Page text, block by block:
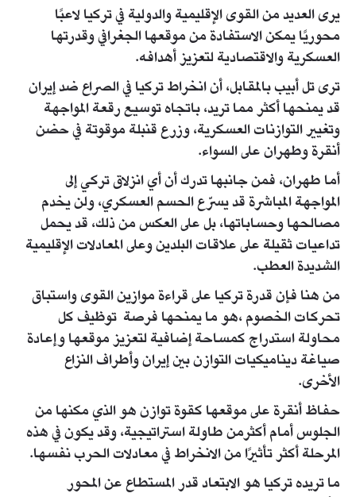
يرى العديد من القوى الإقليمية والدولية في تركيا لاعبًا
محوريًا يمكن الاستفادة من موقعها الجغرافي وقدرتها
العسكرية والاقتصادية لتعزيز أهدافه.
ترى تل أبيب بالمقابل، أن انخراط تركيا في الصراع ضد إيران
قد يمنحها أكثر مما تريد، باتجاه توسيع رقعة المواجهة
وتغيير التوازنات العسكرية، وزرع قنبلة موقوتة في حضن
أنقرة وطهران على السواء.
أما طهران، فمن جانبها تدرك أن أي انزلاق تركي إلى
المواجهة المباشرة قد يسرّع الحسم العسكري، ولن يخدم
مصالحها وحساباتها، بل على العكس من ذلك، قد يحمل
تداعيات ثقيلة على علاقات البلدين وعلى المعادلات الإقليمية
الشديدة العطب.
من هنا فإن قدرة تركيا على قراءة موازين القوى واستباق
تحركات الخصوم ،هو ما يمنحها فرصة توظيف كل
محاولة استدراج كمساحة إضافية لتعزيز موقعها وإعادة
صياغة ديناميكيات التوازن بين إيران وأطراف النزاع
الأخرى.
حفاظ أنقرة على موقعها كقوة توازن هو الذي مكنها من
الجلوس أمام أكثرمن طاولة استراتيجية، وقد يكون في هذه
المرحلة أكثر تأثيرًا من الانخراط في معادلات الحرب نفسها.
ما تريده تركيا هو الابتعاد قدر المستطاع عن المحور